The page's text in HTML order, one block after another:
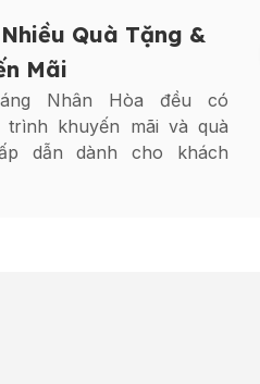
Quà Tặng &
Mãi
Nhân Hòa đều có
trình khuyến mãi và quà
dẫn dành cho khách